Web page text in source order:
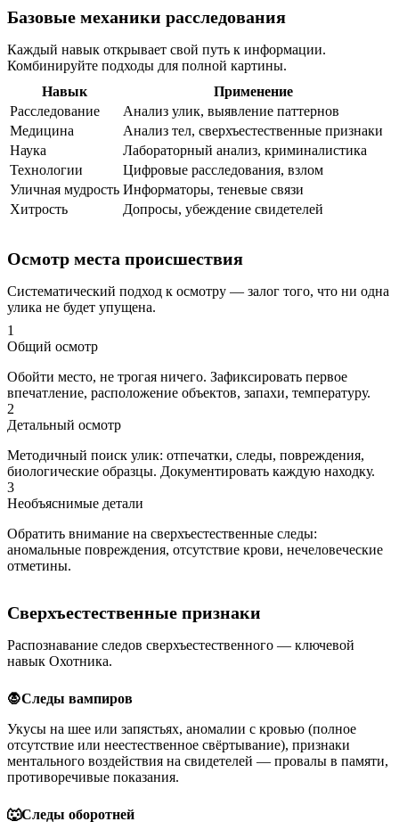
Базовые механики расследования
Каждый навык открывает свой путь к информации.
Комбинируйте подходы для полной картины.
Навык
Применение
Расследование
Анализ улик, выявление паттернов
Медицина
Анализ тел, сверхъестественные признаки
Наука
Лабораторный анализ, криминалистика
Технологии
Цифровые расследования, взлом
Уличная мудрость Информаторы, теневые связи
Хитрость
Допросы, убеждение свидетелей
Осмотр места происшествия
Систематический подход к осмотру — залог того, что ни одна
улика не будет упущена.
1
Общий осмотр
Обойти место, не трогая ничего. Зафиксировать первое
впечатление, расположение объектов, запахи, температуру.
2
Детальный осмотр
Методичный поиск улик: отпечатки, следы, повреждения,
биологические образцы. Документировать каждую находку.
3
Необъяснимые детали
Обратить внимание на сверхъестественные следы:
аномальные повреждения, отсутствие крови, нечеловеческие
отметины.
Сверхъестественные признаки
Распознавание следов сверхъестественного — ключевой
навык Охотника.
🧛Следы вампиров
Укусы на шее или запястьях, аномалии с кровью (полное
отсутствие или неестественное свёртывание), признаки
ментального воздействия на свидетелей — провалы в памяти,
противоречивые показания.
🐺Следы оборотней